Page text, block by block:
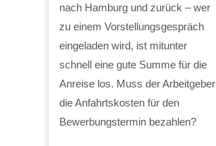
nach Hamburg und zurück – wer
zu einem Vorstellungsgespräch
eingeladen wird, ist mitunter
schnell eine gute Summe für die
Anreise los. Muss der Arbeitgeber
die Anfahrtskosten für den
Bewerbungstermin bezahlen?